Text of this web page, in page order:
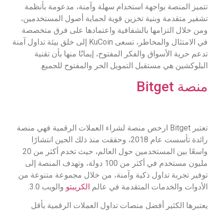
تتميز المنصة بواجهة استخدام سهلة وآمنة، مدعومة بأنظمة
تشفير متقدمة وبنية تخزين قوية لحماية أصول المستخدمين،
ومن خلال التزامها بالشفافية واعتمادها على فرق متخصصة
في الامتثال والمخاطر، تسعى KuCoin إلى خلق بيئة تداول آمنة
تدعم حرية الأسواق والفكر المفتوح، إيمانًا منها بأن تقنية
البلوكشين هي مستقبل التمويل الحر والمفتوح للجميع.
منصة Bitget
تعتبر Bitget ارخص منصة لشراء العملات الرقمية فهي منصة
رائدة تأسست عام 2018، وحققت منذ ذلك الحين انتشارًا
واسعًا بين المستخدمين حول العالم، حيث تخدم أكثر من 20
مليون مستخدم في أكثر من 100 دولة، وتهدف المنصة إلى
توفير تجربة تداول ذكية وآمنة، من خلال مجموعة متنوعة من
الأدوات والخدمات المتقدمة في عالم الكريبتو والويب 3.0.
يعتبرها الكثير أفضل منصات تداول العملات الرقمية بأقل